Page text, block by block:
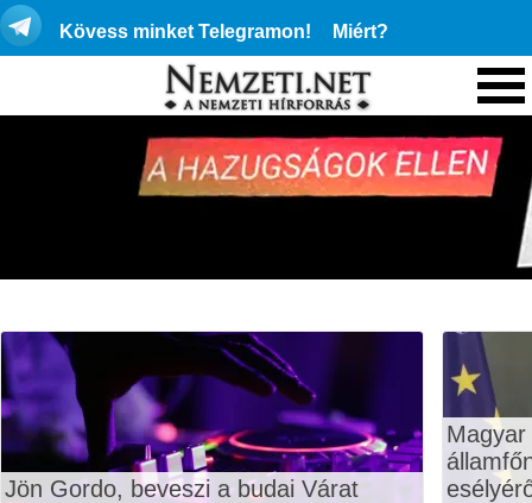
Kövess minket Telegramon! Miért?
Jön Gordo, beveszi a budai Várat